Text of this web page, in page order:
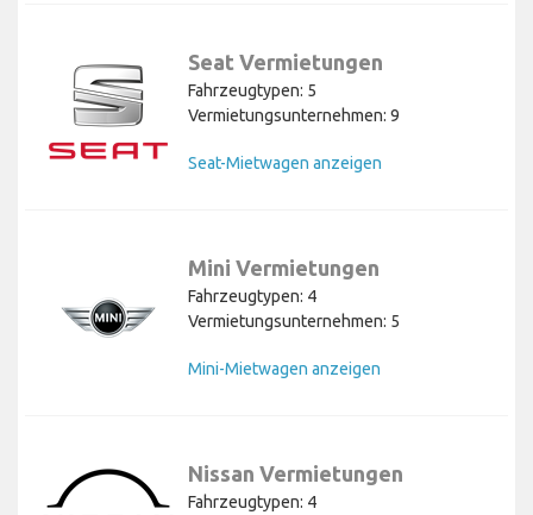
Seat Vermietungen
Fahrzeugtypen: 5
Vermietungsunternehmen: 9
Seat-Mietwagen anzeigen
Mini Vermietungen
Fahrzeugtypen: 4
Vermietungsunternehmen: 5
Mini-Mietwagen anzeigen
Nissan Vermietungen
Fahrzeugtypen: 4